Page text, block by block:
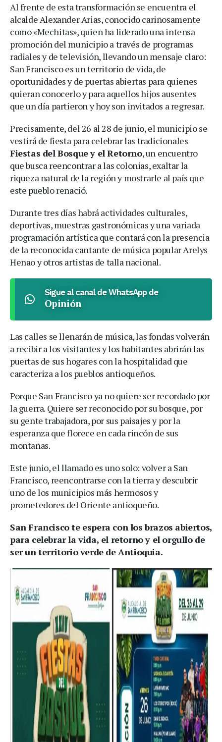
Al frente de esta transformación se encuentra el
alcalde Alexander Arias, conocido cariñosamente
como «Mechitas», quien ha liderado una intensa
promoción del municipio a través de programas
radiales y de televisión, llevando un mensaje claro:
San Francisco es un territorio de vida, de
oportunidades y de puertas abiertas para quienes
quieran conocerlo y para aquellos hijos ausentes
que un día partieron y hoy son invitados a regresar.
Precisamente, del 26 al 28 de junio, el municipio se
vestirá de fiesta para celebrar las tradicionales
Fiestas del Bosque y el Retorno, un encuentro
que busca reencontrar a las colonias, exaltar la
riqueza natural de la región y mostrarle al país que
este pueblo renació.
Durante tres días habrá actividades culturales,
deportivas, muestras gastronómicas y una variada
programación artística que contará con la presencia
de la reconocida cantante de música popular Arelys
Henao y otros artistas de talla nacional.
Sigue al canal de WhatsApp de
Opinión
Las calles se llenarán de música, las fondas volverán
a recibir a los visitantes y los habitantes abrirán las
puertas de sus hogares con la hospitalidad que
caracteriza a los pueblos antioqueños.
Porque San Francisco ya no quiere ser recordado por
la guerra. Quiere ser reconocido por su bosque, por
su gente trabajadora, por sus paisajes y por la
esperanza que florece en cada rincón de sus
montañas.
Este junio, el llamado es uno solo: volver a San
Francisco, reencontrarse con la tierra y descubrir
uno de los municipios más hermosos y
prometedores del Oriente antioqueño.
San Francisco te espera con los brazos abiertos,
para celebrar la vida, el retorno y el orgullo de
ser un territorio verde de Antioquia.